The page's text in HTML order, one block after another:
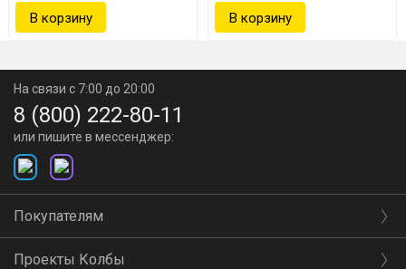
На связи с 7:00 до 20:00
8 (800) 222-80-11
или пишите в мессенджер:
Покупателям
Проекты Колбы